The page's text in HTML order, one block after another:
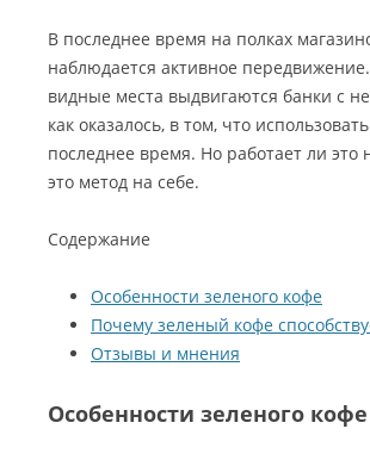
В последнее время на полках
наблюдается активное
видные места выдвигаются банки с
как оказалось, в том, что
последнее время. Но работает ли это
это метод на себе.
Содержание
Особенности зеленого кофе
Почему зеленый кофе
Отзывы и мнения
Особенности зеленого кофе